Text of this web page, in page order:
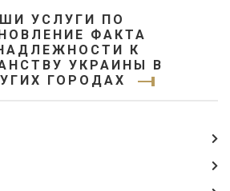
УСЛУГИ ПО
ФАКТА
К
УКРАИНЫ В
ГОРОДАХ